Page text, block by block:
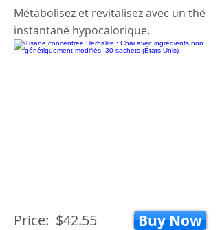
Métabolisez et revitalisez avec un thé
instantané hypocalorique.
Price: $42.55 Buy Now